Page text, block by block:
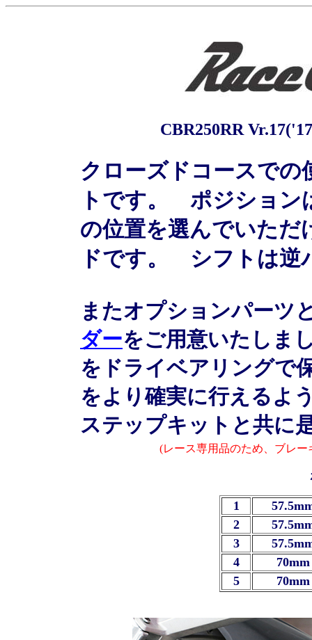
CBR250RR
クローズドコースでの
トです。 ポジション
の位置を選んでいた
ドです。 シフトは逆
またオプションパーツ
ダーをご用意いたしま
をドライベアリングで
をより確実に行える
ステップキットと共に
(レース専用品のため、ブレ
1
2
3
4
5